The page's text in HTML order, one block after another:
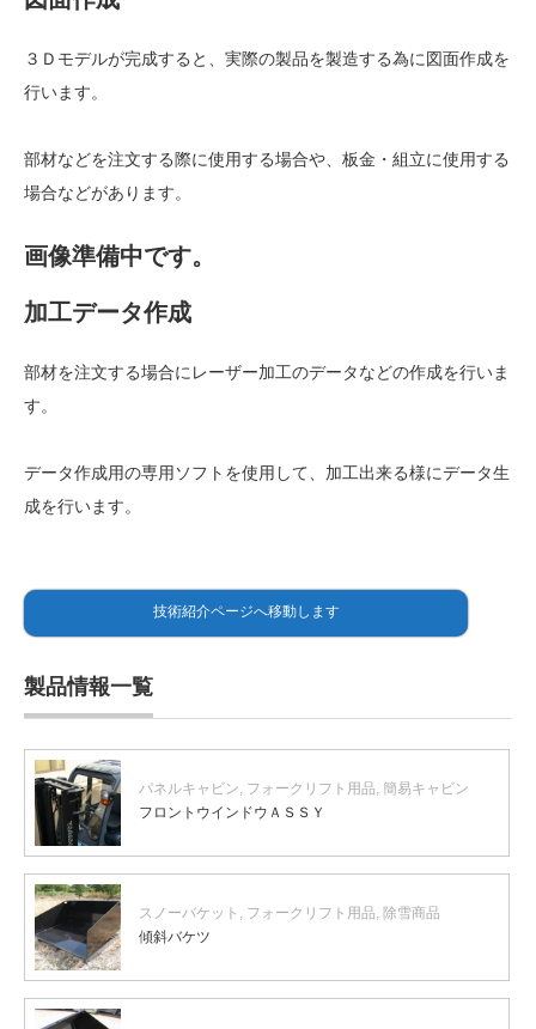
３Ｄモデルが完成すると、実際の製品を製造する為に図面作成を
行います。
部材などを注文する際に使用する場合や、板金・組立に使用する
場合などがあります。
画像準備中です。
加工データ作成
部材を注文する場合にレーザー加工のデータなどの作成を行いま
す。
データ作成用の専用ソフトを使用して、加工出来る様にデータ生
成を行います。
技術紹介ページへ移動します
製品情報一覧
パネルキャビン, フォークリフト用品, 簡易キャビン
フロントウインドウＡＳＳＹ
スノーバケット , フォークリフト用品, 除雪商品
傾斜バケツ